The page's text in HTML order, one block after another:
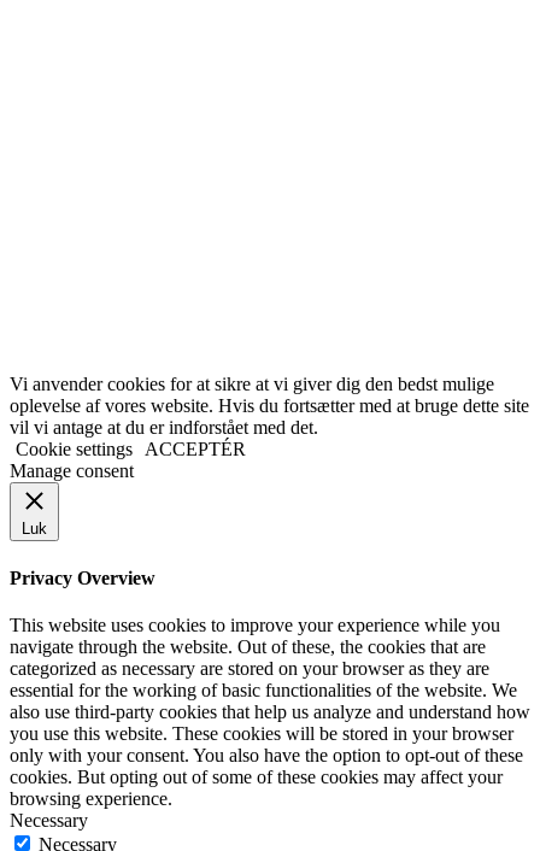
Vi anvender cookies for at sikre at vi giver dig den bedst mulige
oplevelse af vores website. Hvis du fortsætter med at bruge dette site
vil vi antage at du er indforstået med det.
Cookie settings
ACCEPTÉR
Manage consent
Luk
Privacy Overview
This website uses cookies to improve your experience while you
navigate through the website. Out of these, the cookies that are
categorized as necessary are stored on your browser as they are
essential for the working of basic functionalities of the website. We
also use third-party cookies that help us analyze and understand how
you use this website. These cookies will be stored in your browser
only with your consent. You also have the option to opt-out of these
cookies. But opting out of some of these cookies may affect your
browsing experience.
Necessary
Necessary